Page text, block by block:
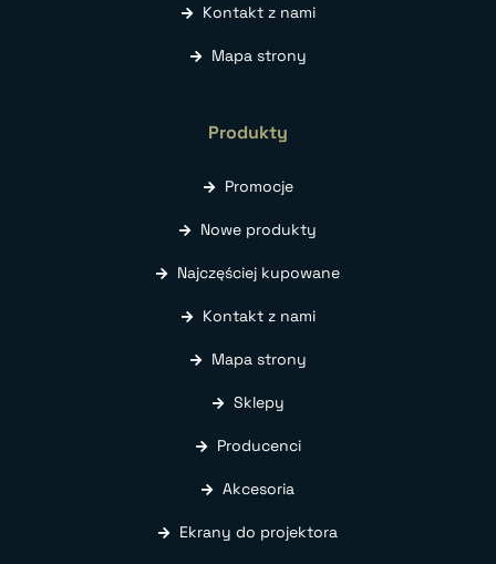
Kontakt z nami
Mapa strony
Produkty
Promocje
Nowe produkty
Najczęściej kupowane
Kontakt z nami
Mapa strony
Sklepy
Producenci
Akcesoria
Ekrany do projektora